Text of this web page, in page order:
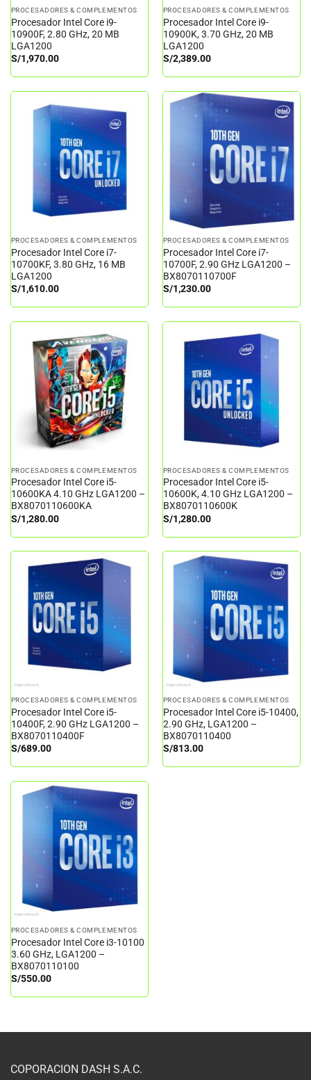
PROCESADORES & COMPLEMENTOS
Procesador Intel Core i9-
10900F, 2.80 GHz, 20 MB
LGA1200
S/1,970.00
PROCESADORES & COMPLEMENTOS
Procesador Intel Core i9-
10900K, 3.70 GHz, 20 MB
LGA1200
S/2,389.00
PROCESADORES & COMPLEMENTOS
Procesador Intel Core i7-
10700KF, 3.80 GHz, 16 MB
LGA1200
S/1,610.00
PROCESADORES & COMPLEMENTOS
Procesador Intel Core i7-
10700F, 2.90 GHz LGA1200 –
BX8070110700F
S/1,230.00
PROCESADORES & COMPLEMENTOS
Procesador Intel Core i5-
10600KA 4.10 GHz LGA1200 –
BX8070110600KA
S/1,280.00
PROCESADORES & COMPLEMENTOS
Procesador Intel Core i5-
10600K, 4.10 GHz LGA1200 –
BX8070110600K
S/1,280.00
PROCESADORES & COMPLEMENTOS
Procesador Intel Core i5-
10400F, 2.90 GHz LGA1200 –
BX8070110400F
S/689.00
PROCESADORES & COMPLEMENTOS
Procesador Intel Core i5-10400,
2.90 GHz, LGA1200 –
BX8070110400
S/813.00
PROCESADORES & COMPLEMENTOS
Procesador Intel Core i3-10100
3.60 GHz, LGA1200 –
BX8070110100
S/550.00
COPORACION DASH S.A.C.